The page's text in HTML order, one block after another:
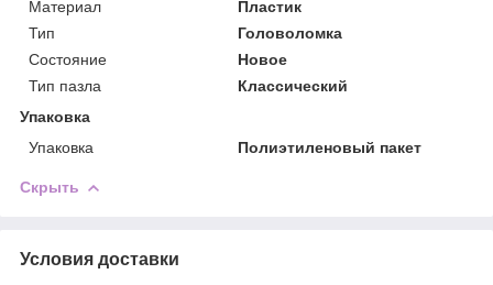
Материал
Пластик
Тип
Головоломка
Состояние
Новое
Тип пазла
Классический
Упаковка
Упаковка
Полиэтиленовый пакет
Скрыть
Условия доставки